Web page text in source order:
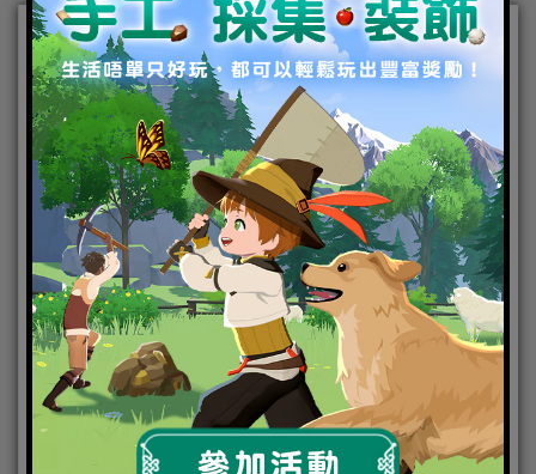
11月28日中午12點正式上
線！結伴冒險RPG《星靈之
森》事前登錄進行中
Appstore/Googleplay雙平
台預約啟動
2019-11-25|Android,IOS,手機遊戲 ,焦點新聞 星靈之森
初心網路科技股份有限公司 （ORIGIN MOOD
LIMITED）今（11 月 21 日）宣佈，旗下結伴冒險
RPG《星靈之森》將於11月28日（週四）中午12點正